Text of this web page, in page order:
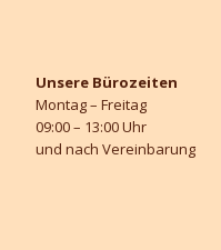
Unsere Bürozeiten
Montag – Freitag
09:00 – 13:00 Uhr
und nach Vereinbarung